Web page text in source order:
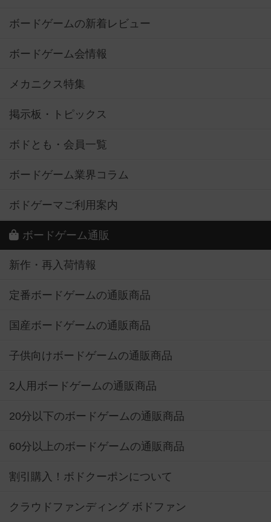
ボードゲームの新着レビュー
ボードゲーム会情報
メカニクス特集
掲示板・トピックス
ボドとも・会員一覧
ボードゲーム業界コラム
ボドゲーマご利用案内
ボードゲーム通販
新作・再入荷情報
定番ボードゲームの通販商品
国産ボードゲームの通販商品
子供向けボードゲームの通販商品
2人用ボードゲームの通販商品
20分以下のボードゲームの通販商品
60分以上のボードゲームの通販商品
割引購入！ボドクーポンについて
クラウドファンディング ボドファン